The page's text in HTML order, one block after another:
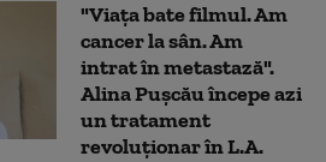
"Viața bate filmul. Am
cancer la sân. Am
intrat în metastază".
Alina Pușcău începe azi
un tratament
revoluționar în L.A.